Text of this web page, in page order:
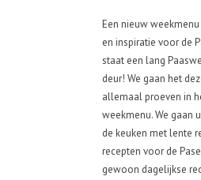
Een nieuw
en inspiratie voor de
staat een lang
deur! We gaan het
allemaal proeven in
weekmenu. We gaan
de keuken met lente
recepten voor de
gewoon dagelijkse